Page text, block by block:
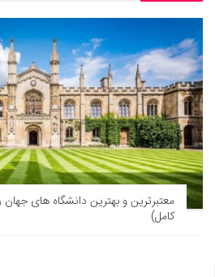
معتبرترین و بهترین دانشگاه های
کامل)